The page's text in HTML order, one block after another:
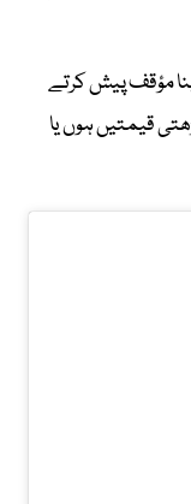
مؤقف پیش کرتے
قیمتیں ہوں یا